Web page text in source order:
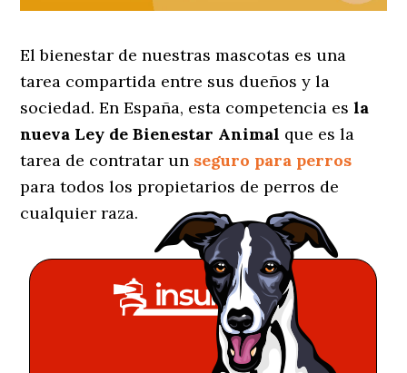
El bienestar de nuestras mascotas es una
tarea compartida entre sus dueños y la
sociedad. En España, esta competencia esla
nueva Ley de Bienestar Animal que es la
tarea de contratar un seguro para perros
para todos los propietarios de perros de
cualquier raza.